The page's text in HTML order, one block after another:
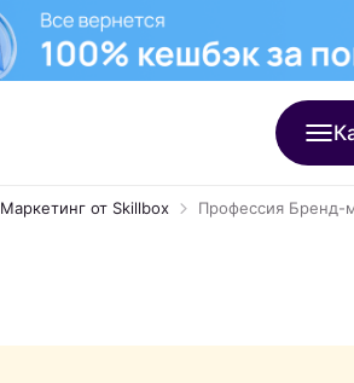
Маркетинг от Skillbox Профессия